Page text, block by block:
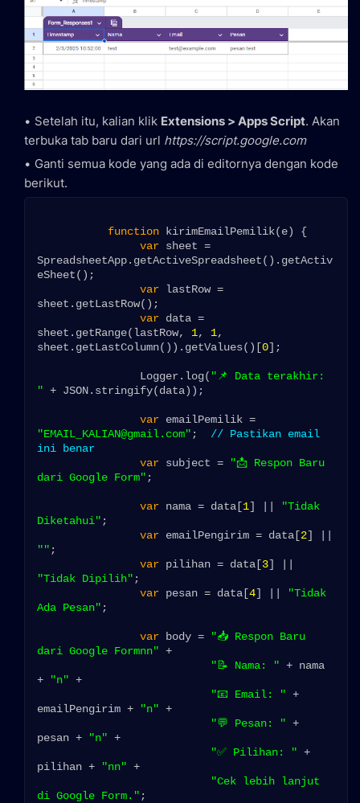
Setelah itu, kalian klik Extensions > Apps Script. Akan
terbuka tab baru dari url https://script.google.com
Ganti semua kode yang ada di editornya dengan kode
berikut.
function kirimEmailPemilik(e) {
var sheet =
SpreadsheetApp.getActiveSpreadsheet().getActiv
eSheet();
var lastRow =
sheet.getLastRow();
var data =
sheet.getRange(lastRow, 1, 1,
sheet.getLastColumn()).getValues()[0];
                Logger.log(
"📌 Data terakhir:
" + JSON.stringify(data));
var
"EMAIL_KALIAN@gmail.com" ; // Pastikan email
ini benar
var subject =
"📩 Respon Baru
dari Google Form" ;
var nama = data[1] ||
"Tidak
Diketahui" ;
var emailPengirim = data[2
"" ;
var pilihan = data[3
"Tidak Dipilih" ;
var pesan = data[4] ||
"Tidak
Ada Pesan" ;
var body =
"📥 Respon Baru
dari Google Formnn" +
"📝 Nama: " + nama
+
"n" +
"📧 Email: " +
emailPengirim +
"n" +
"💬 Pesan: " +
pesan +
"n" +
"✅ Pilihan: " +
pilihan +
"nn" +
"Cek lebih lanjut
di Google Form." ;